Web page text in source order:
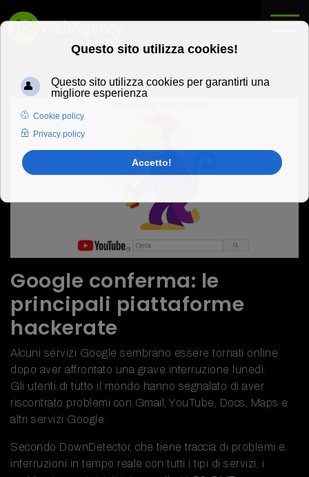
Google conferma: le
principali piattaforme
hackerate
Alcuni servizi Google sembrano essere tornati online
dopo aver affrontato una grave interruzione lunedì.
Gli utenti di tutto il mondo hanno segnalato di aver
riscontrato problemi con Gmail, YouTube, Docs, Maps e
altri servizi Google.
Secondo DownDetector, che tiene traccia di problemi e
interruzioni in tempo reale con tutti i tipi di servizi, i